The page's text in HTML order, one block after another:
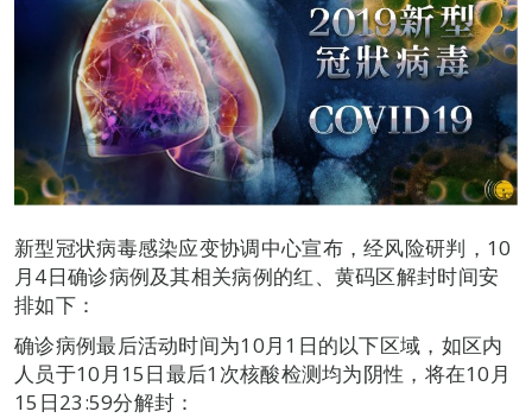
新型冠状病毒感染应变协调中心宣布，经风险研判，10
月4日确诊病例及其相关病例的红、黄码区解封时间安
排如下：
确诊病例最后活动时间为10月1日的以下区域，如区内
人员于10月15日最后1次核酸检测均为阴性，将在10月
15日23:59分解封：